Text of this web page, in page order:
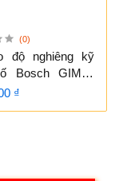
(0)
độ nghiêng kỹ
Bosch GIM60
₫